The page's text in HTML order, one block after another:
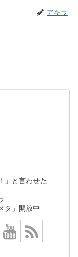
アキラ
」と言わせた
タ」開放中